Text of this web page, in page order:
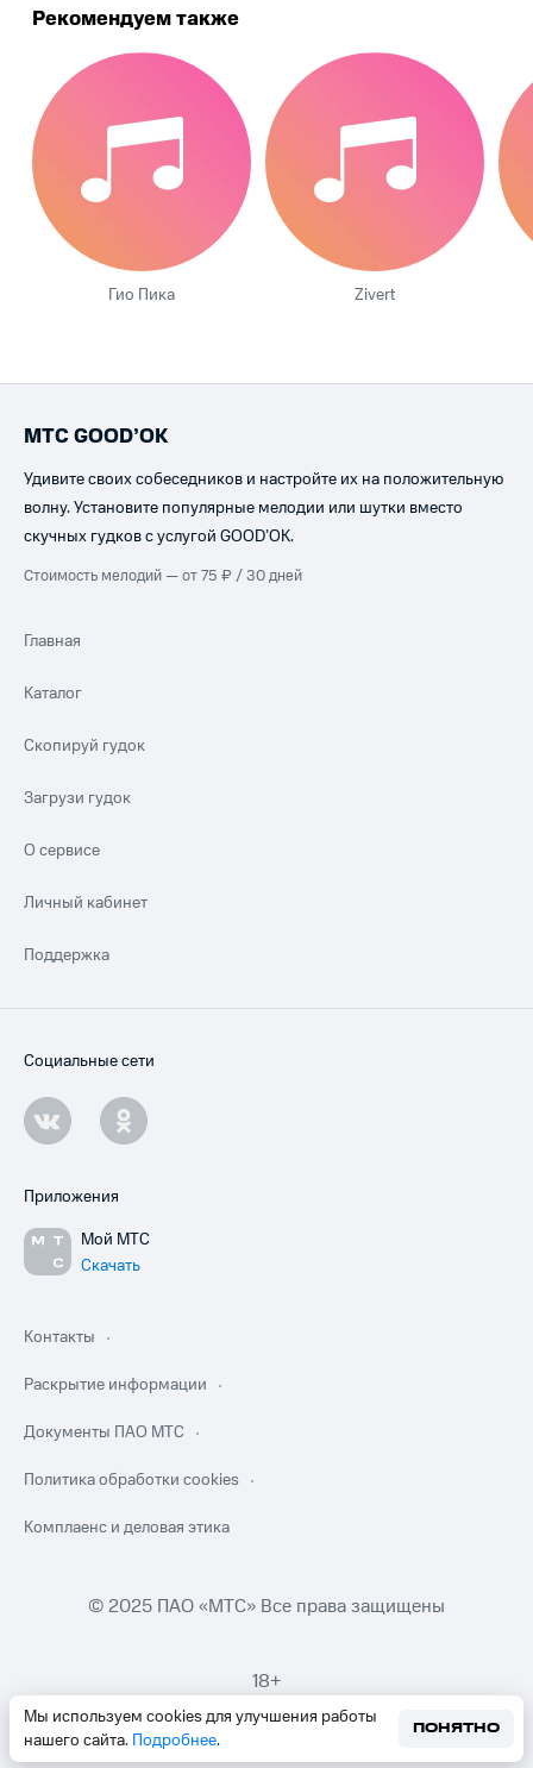
Рекомендуем также
Гио Пика Zivert
Мы используем cookies для улучшения работы
нашего сайта. Подробнее.
ПОНЯТНО
МТС GOOD’OK
Удивите своих собеседников и настройте их на положительную
волну. Установите популярные мелодии или шутки вместо
скучных гудков с услугой GOOD’OK.
Стоимость мелодий — от 75 ₽ / 30 дней
Главная
Каталог
Скопируй гудок
Загрузи гудок
О сервисе
Личный кабинет
Поддержка
Социальные сети
Приложения
Мой МТС
Скачать
Контакты
Раскрытие информации
Документы ПАО МТС
Политика обработки cookies
Комплаенс и деловая этика
© 2025 ПАО «МТС» Все права защищены
18+